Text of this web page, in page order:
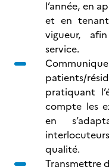
l’année, en
et en
vigueur,
service.
patients/
pratiquant
compte les
en
qualité.
Transmettre